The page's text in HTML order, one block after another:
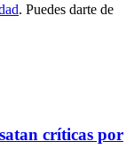
. Puedes darte de
críticas por